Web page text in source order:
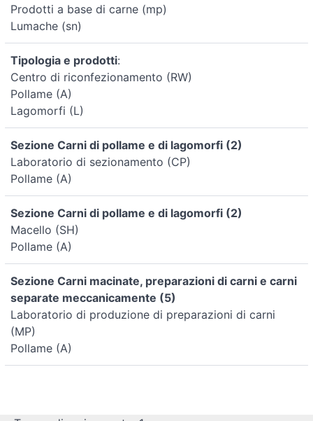
Prodotti a base di carne (mp)
Lumache (sn)
Tipologia e prodotti:
Centro di riconfezionamento (RW)
Pollame (A)
Lagomorfi (L)
Sezione Carni di pollame e di lagomorfi (2)
Laboratorio di sezionamento (CP)
Pollame (A)
Sezione Carni di pollame e di lagomorfi (2)
Macello (SH)
Pollame (A)
Sezione Carni macinate, preparazioni di carni e carni
separate meccanicamente (5)
Laboratorio di produzione di preparazioni di carni
(MP)
Pollame (A)